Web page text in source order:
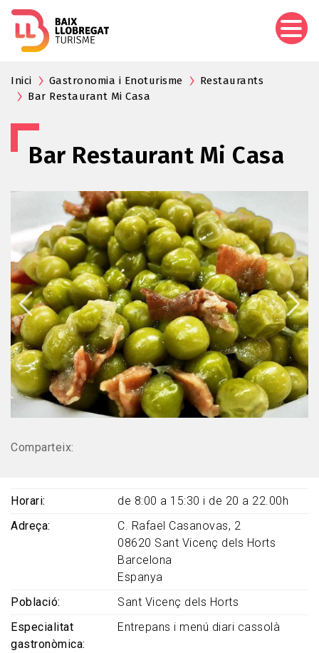
Inici Gastronomia i Enoturisme
Restaurants
Bar Restaurant Mi Casa
Bar Restaurant Mi Casa
Comparteix:
Horari
de 8:00 a 15:30 i de 20 a 22.00h
Adreça
C. Rafael Casanovas, 2
08620 Sant Vicenç dels Horts
Barcelona
Espanya
Població
Sant Vicenç dels Horts
Especialitat
gastronòmica
Entrepans i menú diari cassolà